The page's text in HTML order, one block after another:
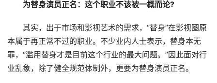
为替身演员正名：这个职业不该被一概而论?
其实，出于市场和影视艺术的需求，“替身”在影视圈原
本属于再正常不过的职业。不少业内人士表示，替身本无
罪，“滥用替身才是目前这个行业的最大问题。”因此面对行
业乱象，除了健全规范体制外，更要为替身演员正名。